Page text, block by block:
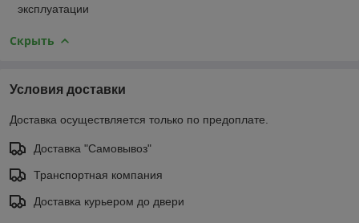
эксплуатации
Скрыть
Условия доставки
Доставка осуществляется только по предоплате.
Доставка "Самовывоз"
Транспортная компания
Доставка курьером до двери